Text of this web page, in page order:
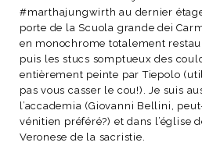
#marthajungwirth au dernier
porte de la Scuola grande dei
en monochrome totalement
puis les stucs somptueux des
entièrement peinte par Tiepolo
pas vous casser le cou!). Je suis
l’accademia (Giovanni Bellini,
vénitien préféré?) et dans l’église
Veronese de la sacristie.